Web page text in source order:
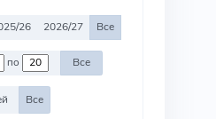
26 2026/27 Все
по Все
Все